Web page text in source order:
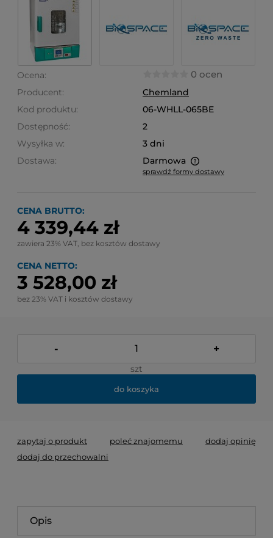
Ocena: 0 ocen
Producent:
Chemland
Kod produktu:
06-WHLL-065BE
Dostępność:
2
Wysyłka w:
3 dni
Dostawa:
Darmowa
Cena nie zawiera ewentualnych kosztów płatności
sprawdź formy dostawy
CENA BRUTTO:
4 339,44 zł
zawiera 23% VAT, bez kosztów dostawy
CENA NETTO:
3 528,00 zł
bez 23% VAT i kosztów dostawy
- +
szt
do koszyka
zapytaj o produkt poleć znajomemu
dodaj opinię
dodaj do przechowalni
Opis